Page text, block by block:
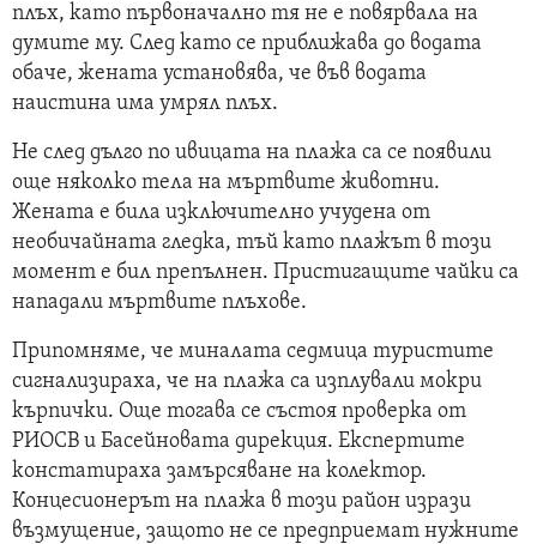
плъх, като първоначално тя не е повярвала на
думите му. След като се приближава до водата
обаче, жената установява, че във водата
наистина има умрял плъх.
Не след дълго по ивицата на плажа са се появили
още няколко тела на мъртвите животни.
Жената е била изключително учудена от
необичайната гледка, тъй като плажът в този
момент е бил препълнен. Пристигащите чайки са
нападали мъртвите плъхове.
Припомняме, че миналата седмица туристите
сигнализираха, че на плажа са изплували мокри
кърпички. Още тогава се състоя проверка от
РИОСВ и Басейновата дирекция. Експертите
констатираха замърсяване на колектор.
Концесионерът на плажа в този район изрази
възмущение, защото не се предприемат нужните